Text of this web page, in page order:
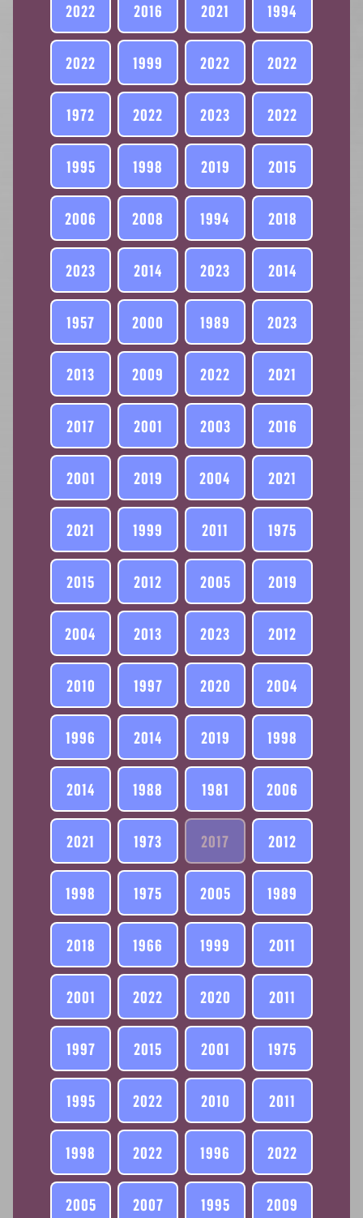
2022 2016 2021 1994
2022 1999 2022 2022
1972 2022 2023 2022
1995 1998 2019 2015
2006 2008 1994 2018
2023 2014 2023 2014
1957 2000 1989 2023
2013 2009 2022 2021
2017 2001 2003 2016
2001 2019 2004 2021
2021 1999 2011 1975
2015 2012 2005 2019
2004 2013 2023 2012
2010 1997 2020 2004
1996 2014 2019 1998
2014 1988 1981 2006
2021 1973 2017 2012
1998 1975 2005 1989
2018 1966 1999 2011
2001 2022 2020 2011
1997 2015 2001 1975
1995 2022 2010 2011
1998 2022 1996 2022
2005 2007 1995 2009